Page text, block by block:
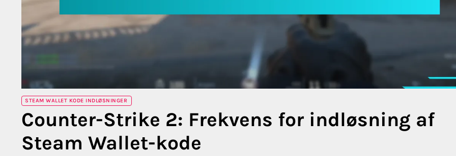
STEAM WALLET KODE INDLØSNINGER
Counter-Strike 2: Frekvens for indløsning af
Steam Wallet-kode